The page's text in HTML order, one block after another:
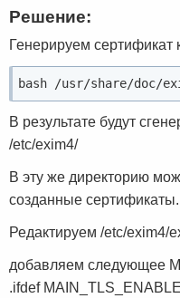
Решение:
Генерируем сертификат
bash /usr/share/doc/
В результате будут
/etc/exim4/
В эту же директорию
созданные сертификаты.
Редактируем /etc/exim4/
добавляем следующее
.ifdef MAIN_TLS_ENABLE